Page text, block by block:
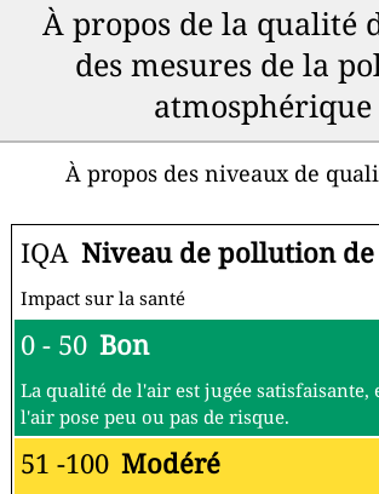
À propos de la qualité
des mesures de la
atmosphérique
À propos des niveaux de
IQA Niveau de pollution
Impact sur la santé
0 - 50 Bon
La qualité de l'air est jugée
l'air pose peu ou pas de risque.
51 -100 Modéré